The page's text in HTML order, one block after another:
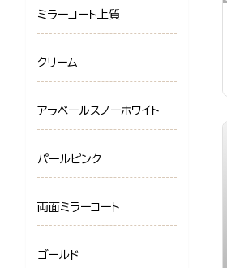
ミラーコート上質
クリーム
アラベールスノーホワイト
パールピンク
両面ミラーコート
ゴールド